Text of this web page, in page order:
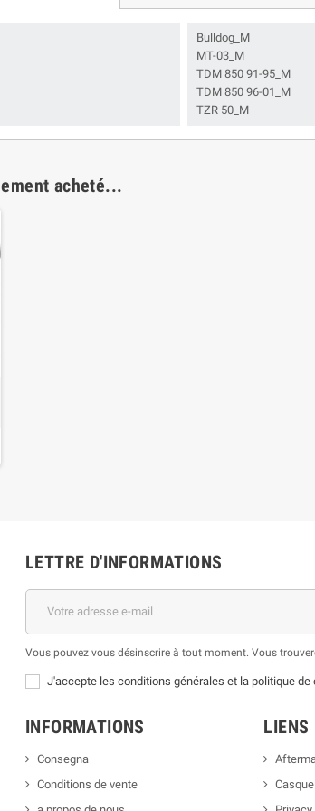
Bulldog_M
MT-03_M
TDM 850 91-95_M
TDM 850 96-01_M
TZR 50_M
acheté...
LETTRE D'INFORMATIONS
Vous pouvez vous désinscrire à tout moment. Vous
J'accepte les conditions générales et la politique
INFORMATIONS
Consegna
Conditions de vente
LIENS